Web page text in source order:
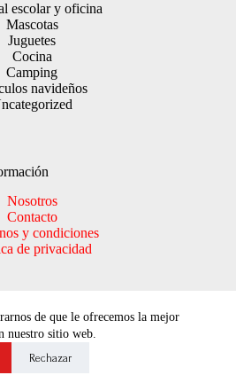
de que le ofrecemos la mejor
nuestro sitio web.
Rechazar
escolar y oficina
Mascotas
Juguetes
Cocina
Camping
navideños
Nosotros
Contacto
y condiciones
de privacidad
Buscar
los derechos reservados.